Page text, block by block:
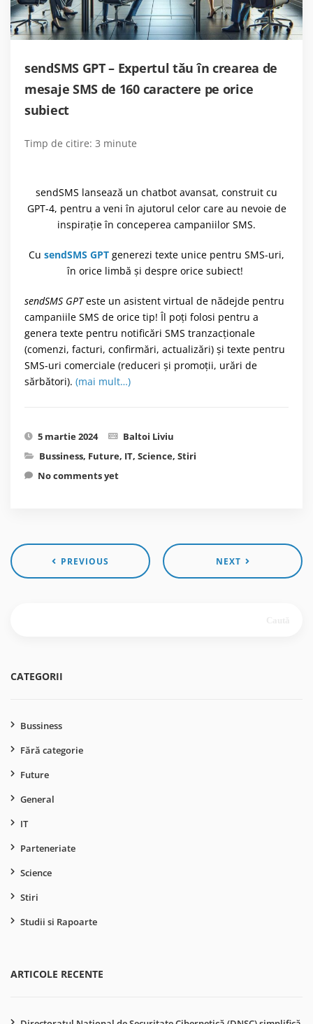
sendSMS GPT – Expertul tău în crearea de
mesaje SMS de 160 caractere pe orice
subiect
Timp de citire: 3 minute
sendSMS lansează un chatbot avansat, construit cu
GPT-4, pentru a veni în ajutorul celor care au nevoie de
inspirație în conceperea campaniilor SMS.
Cu sendSMS GPT generezi texte unice pentru SMS-uri,
în orice limbă și despre orice subiect!
sendSMS GPTeste un asistent virtual de nădejde pentru
campaniile SMS de orice tip! Îl poți folosi pentru a
genera texte pentru notificări SMS tranzacționale
(comenzi, facturi, confirmări, actualizări) și texte pentru
SMS-uri comerciale (reduceri și promoții, urări de
sărbători). (mai mult…)
5 martie 2024
Baltoi Liviu
Bussiness, Future, IT, Science, Stiri
No comments yet
PREVIOUS NEXT
CATEGORII
Bussiness
Fără categorie
Future
General
IT
Parteneriate
Science
Stiri
Studii si Rapoarte
ARTICOLE RECENTE